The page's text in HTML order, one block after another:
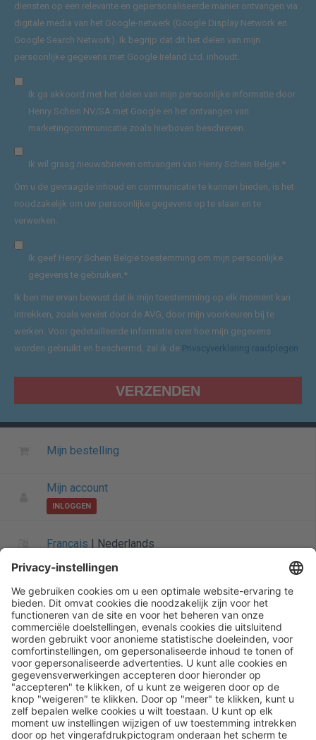
diensten op een relevante en gepersonaliseerde manier ontvangen via
digitale media van het Google-netwerk (Google Display Network en
Google Search Network). Ik begrijp dat dit het delen van mijn
persoonlijke gegevens met Google Ireland Ltd. inhoudt.
Ik ga akkoord met het delen van mijn persoonlijke informatie door
Henry Schein NV/SA met Google en het ontvangen van
marketingcommunicatie zoals hierboven beschreven.
Ik wil graag nieuwsbrieven ontvangen van Henry Schein België.*
Om u de gevraagde inhoud en communicatie te kunnen bieden, is het
noodzakelijk om uw persoonlijke gegevens op te slaan en te
verwerken.
Ik geef Henry Schein België toestemming om mijn persoonlijke
gegevens te gebruiken.*
Ik ben me ervan bewust dat ik mijn toestemming op elk moment kan
intrekken, zoals vereist door de AVG, door mijn voorkeuren bij te
werken. Voor gedetailleerde informatie over hoe mijn gegevens
worden gebruikt en beschermd, zal ik de Privacyverklaring raadplegen.
Mijn bestelling
Mijn account
INLOGGEN
Français Nederlands
Informatie over Henry Schein
Algemene startpagina
Startpagina
Siteoverzicht